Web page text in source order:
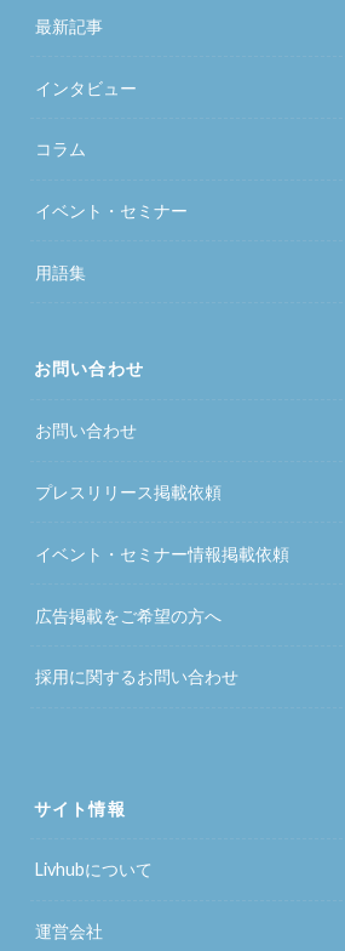
最新記事
インタビュー
コラム
イベント・セミナー
用語集
お問い合わせ
お問い合わせ
プレスリリース掲載依頼
イベント・セミナー情報掲載依頼
広告掲載をご希望の方へ
採用に関するお問い合わせ
サイト情報
Livhubについて
運営会社